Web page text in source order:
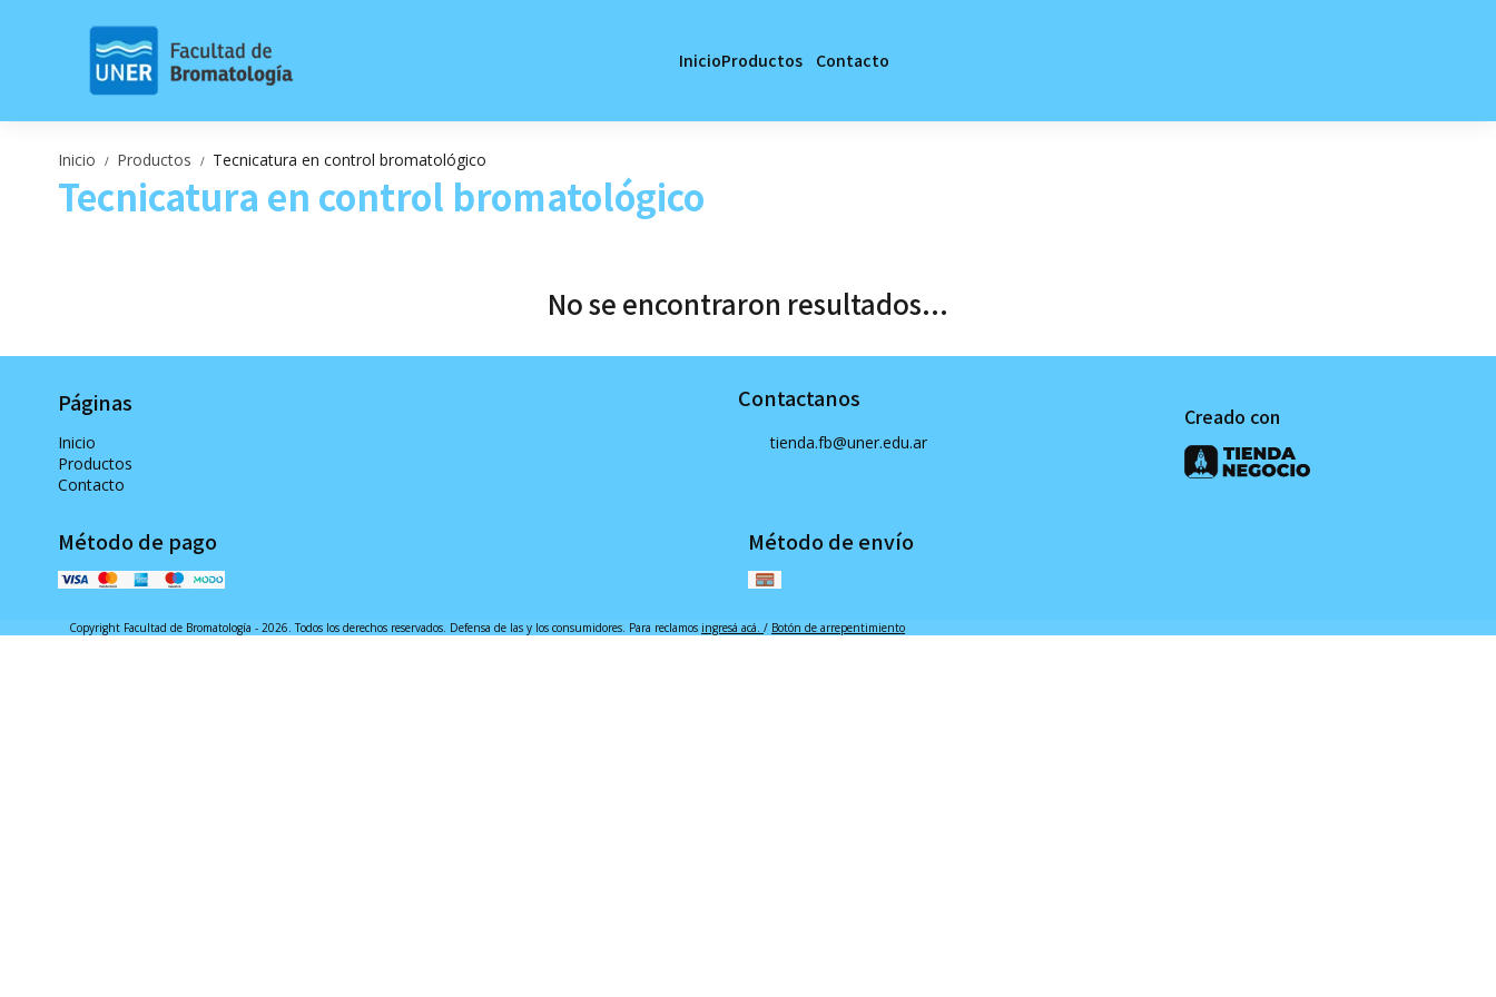
InicioProductos Contacto
Inicio / Productos / Tecnicatura en control bromatológico
Tecnicatura en control bromatológico
No se encontraron resultados...
Páginas
Inicio
Productos
Contacto
Contactanos
tienda.fb@uner.edu.ar
Creado con
Método de pago Método de envío
Copyright Facultad de Bromatología - 2026. Todos los derechos reservados. Defensa de las y los consumidores. Para reclamos ingresá acá. / Botón de arrepentimiento